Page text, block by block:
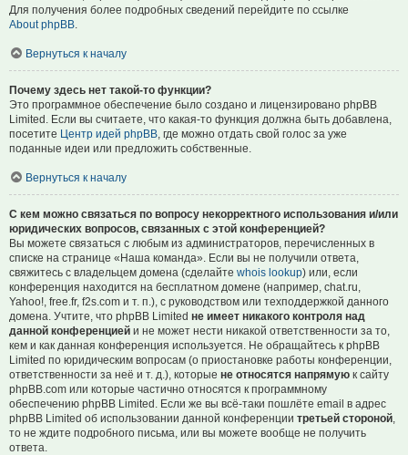
Для получения более подробных сведений перейдите по ссылке
About phpBB
Вернуться к началу
Почему здесь нет такой-то функции?
Это программное обеспечение было создано и лицензировано phpBB
Limited. Если вы считаете, что какая-то функция должна быть добавлена,
посетите Центр идей phpBB , где можно отдать свой голос за уже
поданные идеи или предложить собственные.
Вернуться к началу
С кем можно связаться по вопросу некорректного использования и/или
юридических вопросов, связанных с этой конференцией?
Вы можете связаться с любым из администраторов, перечисленных в
списке на странице «Наша команда». Если вы не получили ответа,
свяжитесь с владельцем домена (сделайте whois lookup) или, если
конференция находится на бесплатном домене (например, chat.ru,
Yahoo!, free.fr, f2s.com и т. п.), с руководством или техподдержкой данного
домена. Учтите, что phpBB Limited не имеет никакого контроля над
данной конференцией и не может нести никакой ответственности за то,
кем и как данная конференция используется. Не обращайтесь к phpBB
Limited по юридическим вопросам (о приостановке работы конференции,
ответственности за неё и т. д.), которые не относятся напрямую к сайту
phpBB.com или которые частично относятся к программному
обеспечению phpBB Limited. Если же вы всё-таки пошлёте email в адрес
phpBB Limited об использовании данной конференции третьей стороной
то не ждите подробного письма, или вы можете вообще не получить
ответа.